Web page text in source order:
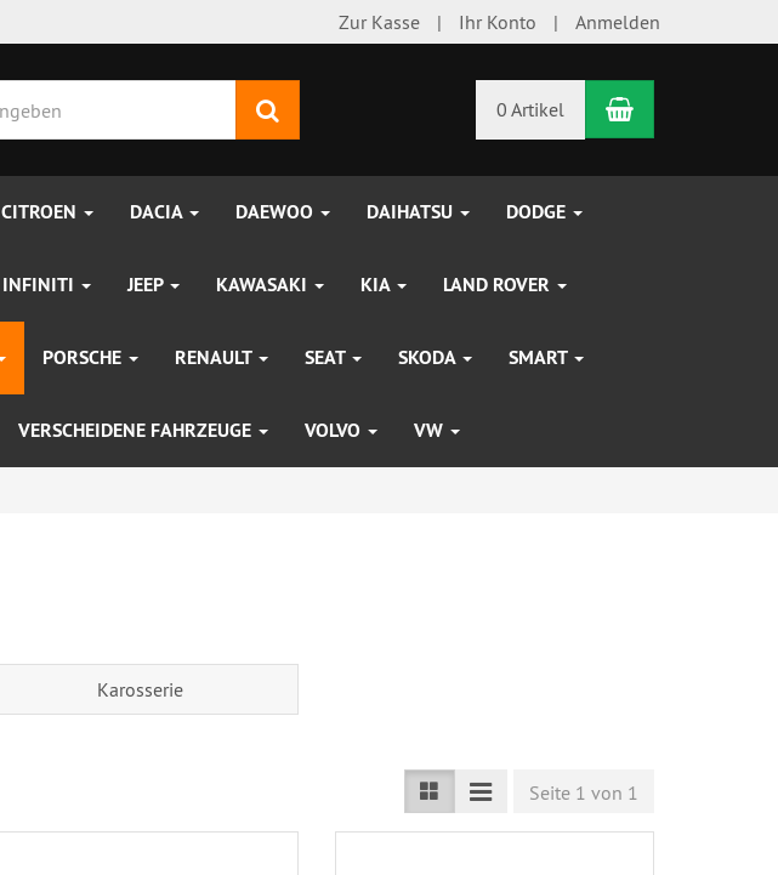
Zur Kasse Ihr Konto Anmelden
0 Artikel Warenkorb
CITROEN DACIA DAEWOO DAIHATSU DODGE
INFINITI JEEP KAWASAKI KIA LAND ROVER
PORSCHE RENAULT SEAT SKODA SMART
VERSCHEIDENE FAHRZEUGE VOLVO VW
Karosserie
Seite 1 von 1